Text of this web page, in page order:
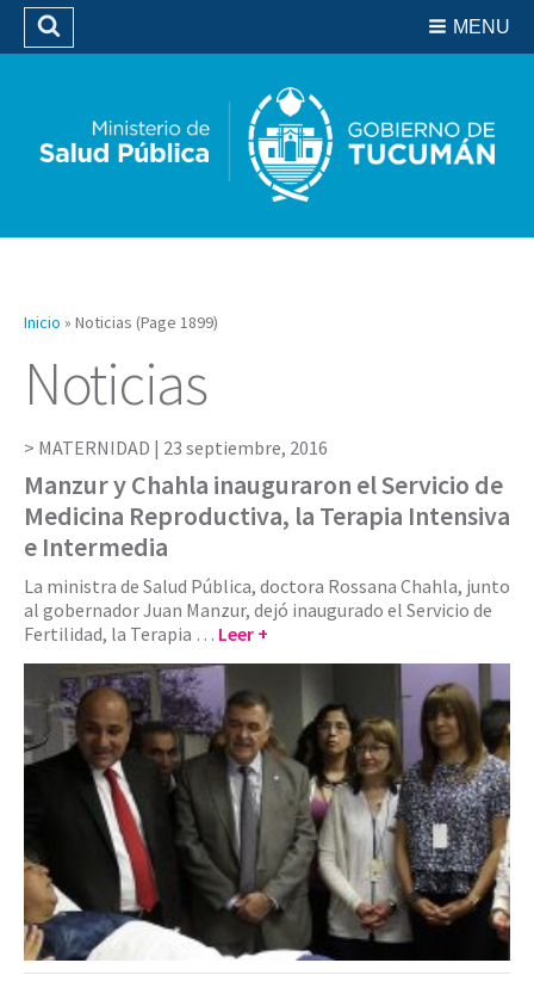
Biblioteca
MENU
Buscar
Inicio » Noticias (Page 1899)
Noticias
MATERNIDAD | 23 septiembre, 2016
Manzur y Chahla inauguraron el Servicio de
Medicina Reproductiva, la Terapia Intensiva
e Intermedia
La ministra de Salud Pública, doctora Rossana Chahla, junto
al gobernador Juan Manzur, dejó inaugurado el Servicio de
Fertilidad, la Terapia … Leer +